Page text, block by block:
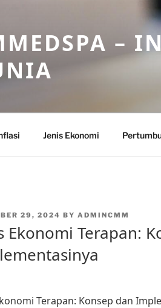
–
Jenis Ekonomi
29, 2024 BY ADMINCMM
Ekonomi Terapan:
Terapan: Konsep dan